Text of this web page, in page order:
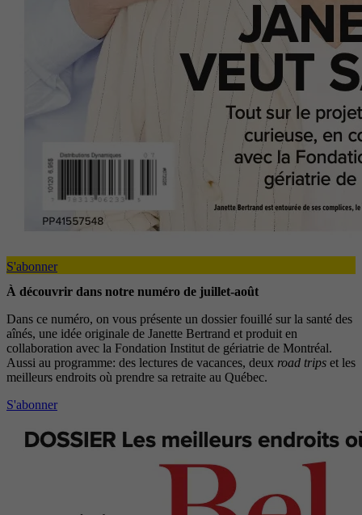
S'abonner
À découvrir dans notre numéro de juillet-août
Dans ce numéro, on vous présente un dossier fouillé sur la santé des
aînés, une idée originale de Janette Bertrand et produit en
collaboration avec la Fondation Institut de gériatrie de Montréal.
Aussi au programme: des lectures de vacances, deux road trips et les
meilleurs endroits où prendre sa retraite au Québec.
S'abonner